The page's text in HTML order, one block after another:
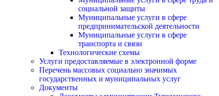
социальной защиты
Муниципальные услуги в сфере
предпринимательской деятельности
Муниципальные услуги в сфере
транспорта и связи
Технологические схемы
Услуги предоставляемые в электронной форме
Перечень массовых социально значимых
государственных и муниципальных услуг
Документы